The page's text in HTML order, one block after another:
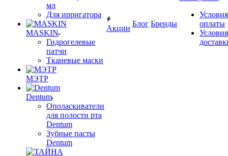
мл
Для ирригатора
MASKIN
Гидрогелевые
патчи
Тканевые маски
МЭТР
Dentum
Ополаскиватели
для полости рта
Dentum
Зубные пасты
Dentum
Акции
Блог Бренды
Условия
оплаты
Условия